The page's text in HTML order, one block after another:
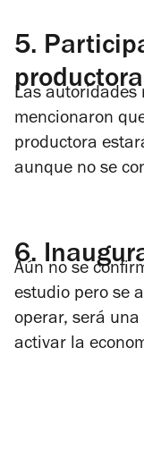
5.
productora
Las autoridades
mencionaron
productora
aunque no se
6.
Aún no se
estudio pero se
operar, será
activar la